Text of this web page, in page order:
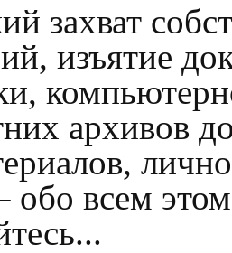
захват
изъятие
архивов
обо всем